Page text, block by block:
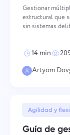
Gestionar
estructural que
sin sistemas
14 min
Artyom
Agilidad y
Guía de